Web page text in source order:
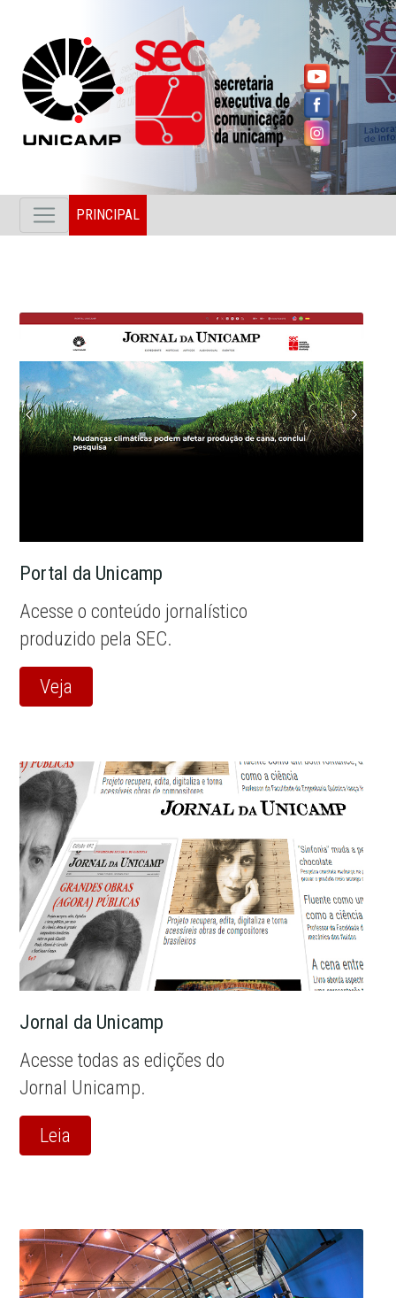
PRINCIPAL
Portal da Unicamp
Acesse o conteúdo jornalístico
produzido pela SEC.
Veja
Jornal da Unicamp
Acesse todas as edições do
Jornal Unicamp.
Leia